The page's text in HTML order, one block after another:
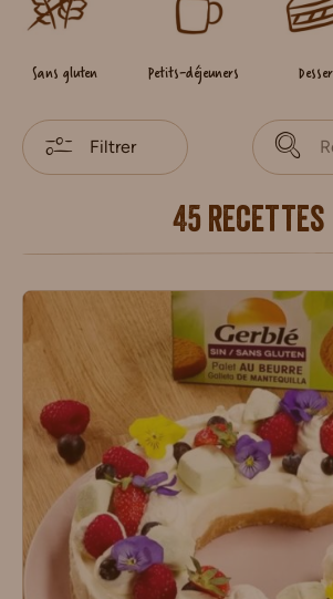
Sans gluten Petits-déjeuners
45 recettes
Filtrer